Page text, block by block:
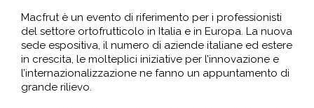
Macfrut è un evento di riferimento per i professionisti
del settore ortofrutticolo in Italia e in Europa. La nuova
sede espositiva, il numero di aziende italiane ed estere
in crescita, le molteplici iniziative per l’innovazione e
l’internazionalizzazione ne fanno un appuntamento di
grande rilievo.